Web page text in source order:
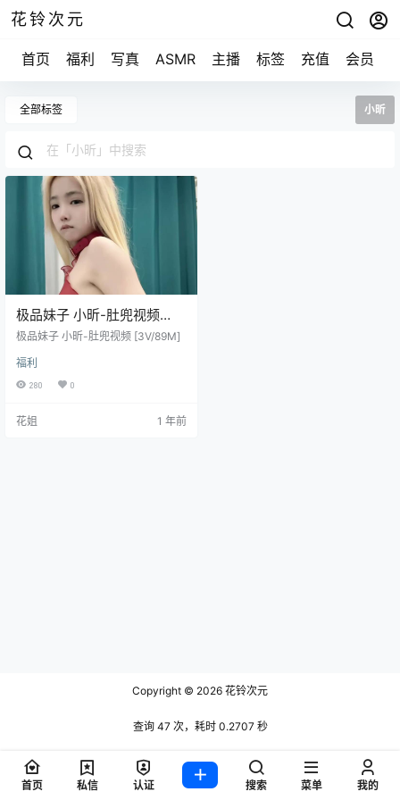
花铃次元
首页 福利 写真 ASMR 主播 标签 充值 会员
全部标签 小昕
极品妹子 小昕-肚兜视频
[3V/89M]
极品妹子 小昕-肚兜视频 [3V/89M]
福利
280 0
花姐 1 年前
Copyright © 2026 花铃次元
查询 47 次，耗时 0.2707 秒
首页 私信 认证 搜索 菜单 我的